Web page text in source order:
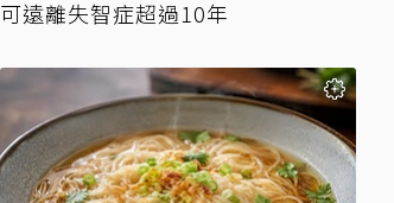
可遠離失智症超過10年